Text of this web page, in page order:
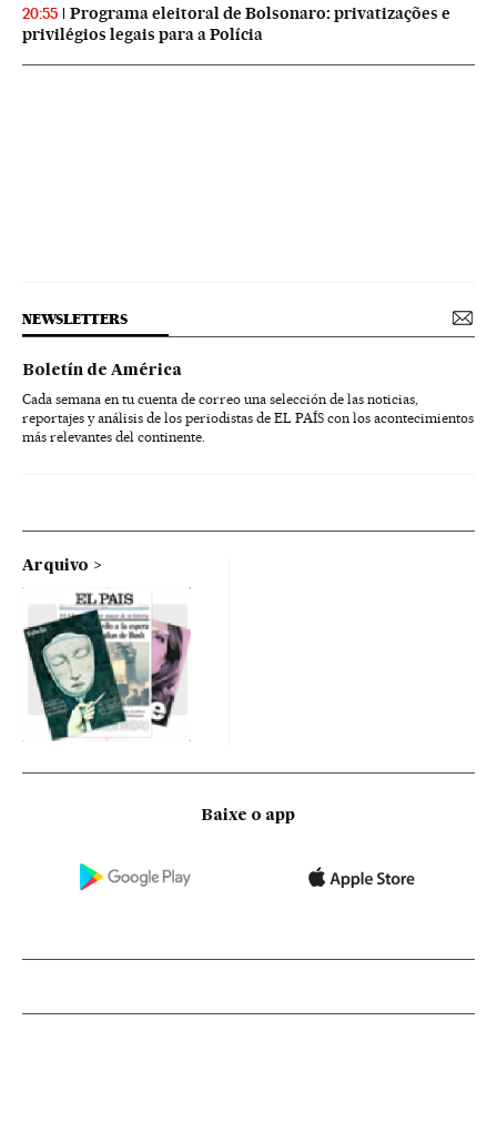
20:55
Programa eleitoral de Bolsonaro: privatizações e
privilégios legais para a Polícia
NEWSLETTERS
Boletín de América
Cada semana en tu cuenta de correo una selección de las noticias,
reportajes y análisis de los periodistas de EL PAÍS con los acontecimientos
más relevantes del continente.
Arquivo
Baixe o app